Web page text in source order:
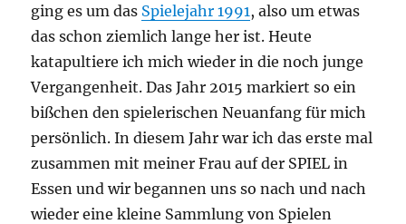
ging es um das Spielejahr 1991 , also um etwas
das schon ziemlich lange her ist. Heute
katapultiere ich mich wieder in die noch junge
Vergangenheit. Das Jahr 2015 markiert so ein
bißchen den spielerischen Neuanfang für mich
persönlich. In diesem Jahr war ich das erste mal
zusammen mit meiner Frau auf der SPIEL in
Essen und wir begannen uns so nach und nach
wieder eine kleine Sammlung von Spielen